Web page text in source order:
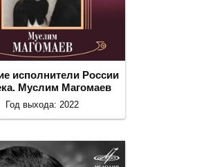
исполнители России
Муслим Магомаев
Год выхода: 2022